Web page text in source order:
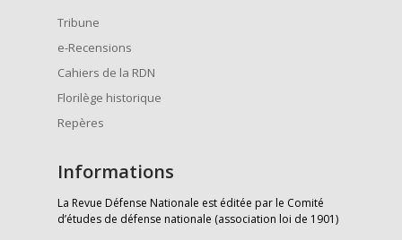
Tribune
e-Recensions
Cahiers de la RDN
Florilège historique
Repères
Informations
La Revue Défense Nationale est éditée par le Comité
d’études de défense nationale (association loi de 1901)